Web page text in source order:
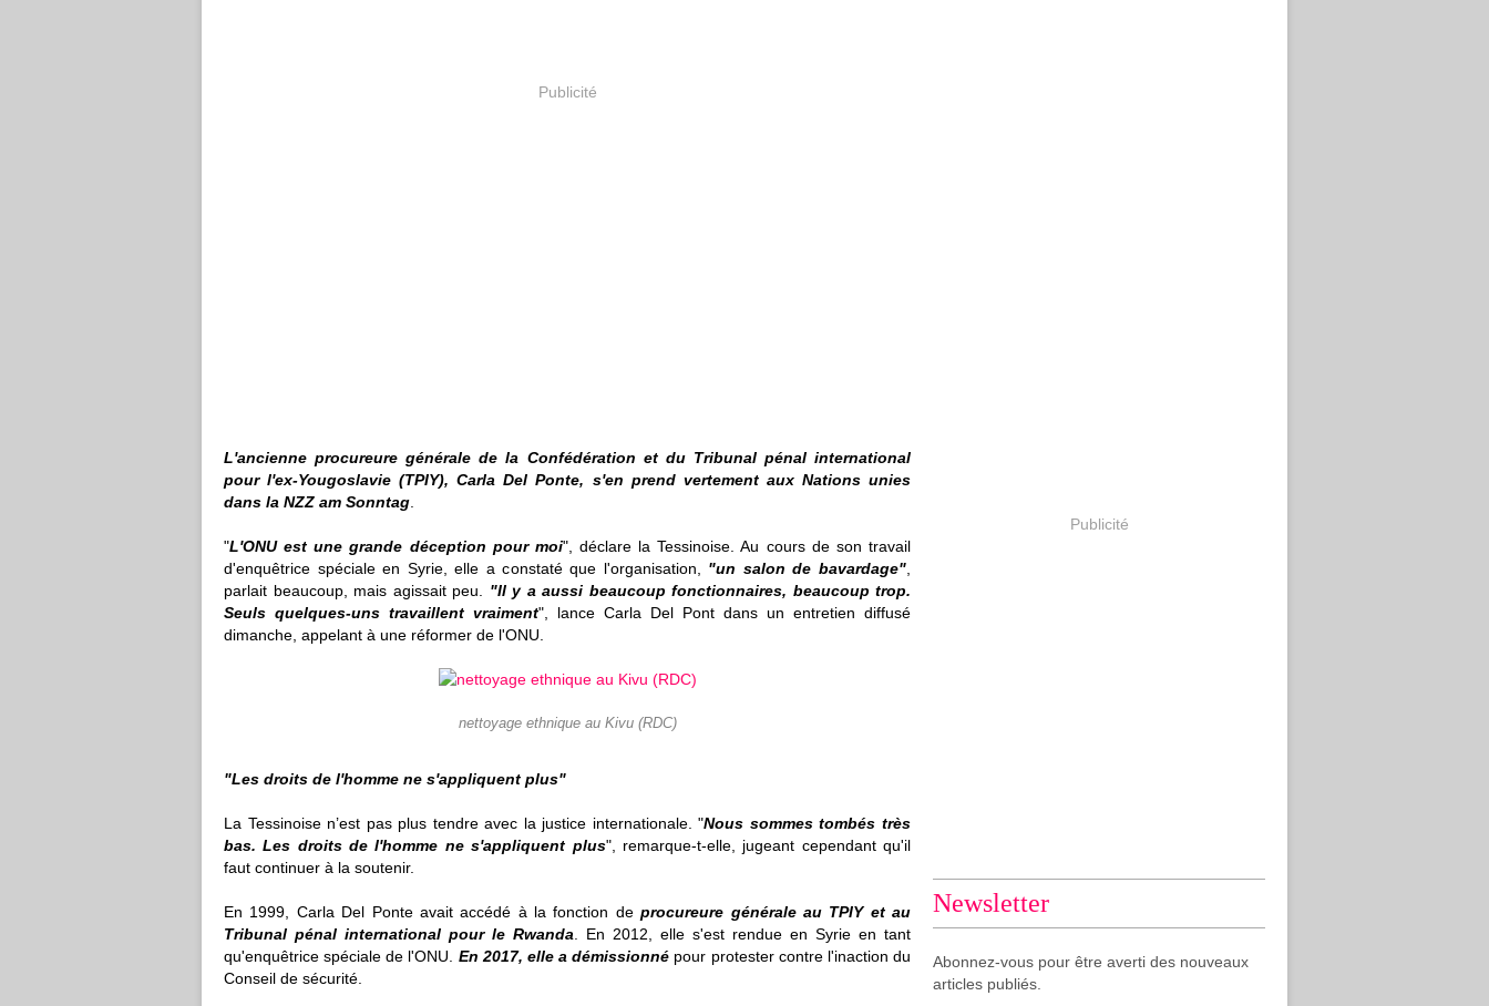
Publicité
L'ancienne procureure générale de la Confédération et du Tribunal pénal international
pour l'ex-Yougoslavie (TPIY), Carla Del Ponte, s'en prend vertement aux Nations unies
dans la NZZ am Sonntag
"L'ONU est une grande déception pour moi", déclare la Tessinoise. Au cours de son travail
d'enquêtrice spéciale en Syrie, elle a constaté que l'organisation, "un salon de bavardage"
parlait beaucoup, mais agissait peu. "Il y a aussi beaucoup fonctionnaires, beaucoup trop.
Seuls quelques-uns travaillent vraiment", lance Carla Del Pont dans un entretien diffusé
dimanche, appelant à une réformer de l'ONU.
nettoyage ethnique au Kivu (RDC)
"Les droits de l'homme ne s'appliquent plus"
La Tessinoise n’est pas plus tendre avec la justice internationale. "Nous sommes tombés très
bas. Les droits de l'homme ne s'appliquent plus", remarque-t-elle, jugeant cependant qu'il
faut continuer à la soutenir.
En 1999, Carla Del Ponte avait accédé à la fonction deprocureure générale au TPIY et au
Tribunal pénal international pour le Rwanda . En 2012, elle s'est rendue en Syrie en tant
qu'enquêtrice spéciale de l'ONU. En 2017, elle a démissionné pour protester contre l'inaction du
Conseil de sécurité.
Publicité
Newsletter
Abonnez-vous pour être averti des nouveaux
articles publiés.